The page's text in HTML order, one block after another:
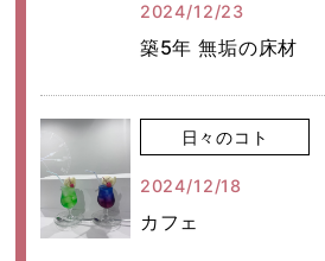
2024/12/23
築5年 無垢の床材
日々のコト
2024/12/18
カフェ